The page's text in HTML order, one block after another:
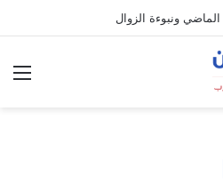
ونبوءة الزوال